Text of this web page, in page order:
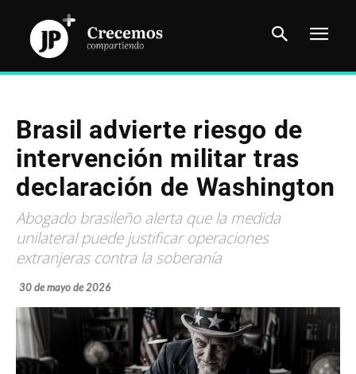
Brasil advierte riesgo de
intervención militar tras
declaración de Washington
Abogado brasileño alerta que la medida
unilateral puede justificar operaciones
extranjeras contra la soberanía
30 de mayo de 2026